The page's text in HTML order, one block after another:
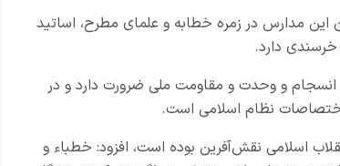
این مدارس در زمره خطابه و علمای مطرح، اساتید
دارد.
و وحدت و مقاومت ملی ضرورت دارد و در
اختصاصات نظام اسلامی است.
اسلامی نقش‌آفرین بوده است، افزود: خطباء و